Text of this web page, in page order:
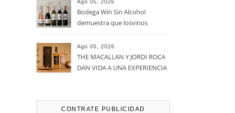
vitivinícola
Ago 05, 2026
Bodega Win Sin Alcohol
demuestra que losvinos
calidadcomienzan a diseñarse
en el viñedo
Ago 05, 2026
THE MACALLAN Y JORDI ROCA
DAN VIDA A UNA EXPERIENCIA
HARMONY COLLECTION
CONTRATE PUBLICIDAD